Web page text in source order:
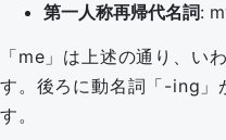
第一人称再帰代名詞:
「me」は上述の通り、い
す。後ろに動名詞「-ing」
す。